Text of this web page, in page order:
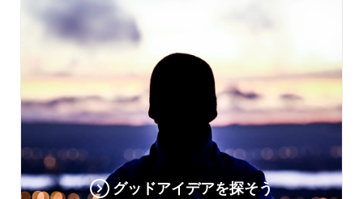
グッドアイデアを探そう